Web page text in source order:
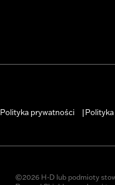
Polityka prywatności
©2026 H-D lub podmioty